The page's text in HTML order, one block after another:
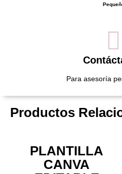
Para asesoría
Productos
PLANTILLA
CANVA